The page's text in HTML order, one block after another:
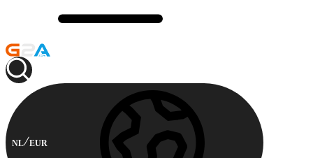
NL EUR